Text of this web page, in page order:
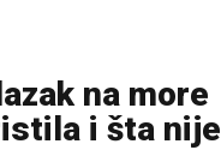
na more
i šta nije